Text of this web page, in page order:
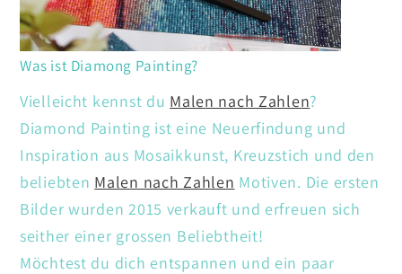
Was ist Diamong Painting?
Vielleicht kennst du Malen nach Zahlen?
Diamond Painting ist eine Neuerfindung und
Inspiration aus Mosaikkunst, Kreuzstich und den
beliebten Malen nach Zahlen Motiven. Die ersten
Bilder wurden 2015 verkauft und erfreuen sich
seither einer grossen Beliebtheit!
Möchtest du dich entspannen und ein paar